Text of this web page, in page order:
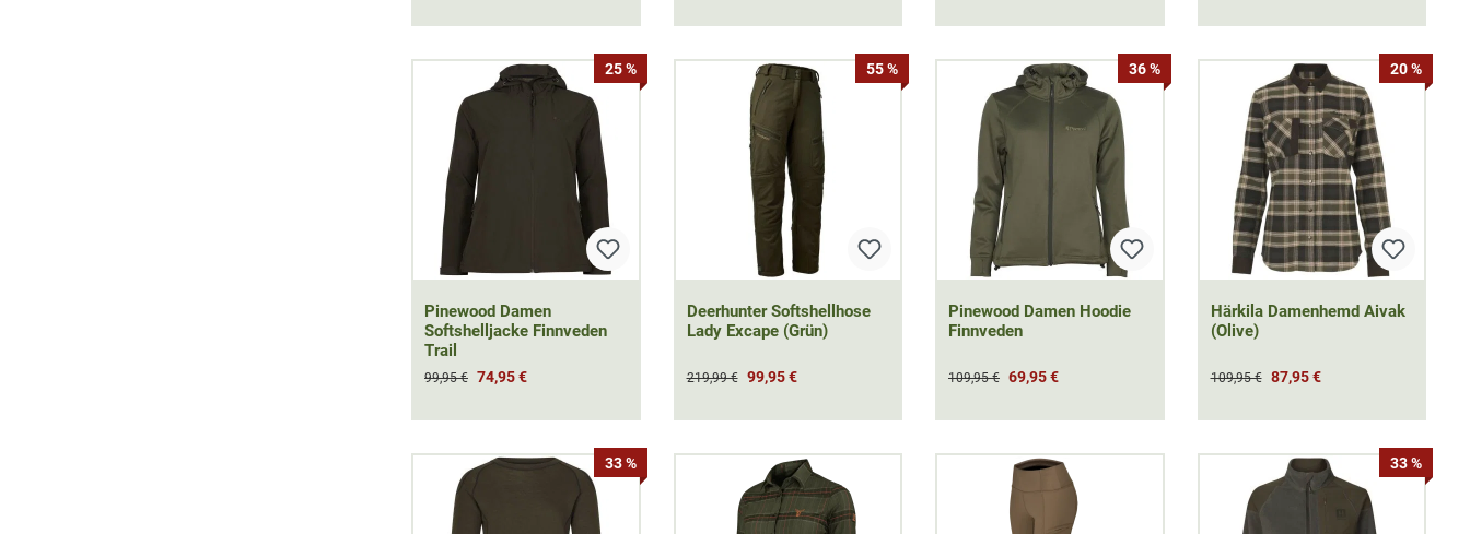
25 %
Pinewood Damen
Softshelljacke Finnveden
Trail
99,95 € 74,95 €
55 %
Deerhunter Softshellhose
Lady Excape (Grün)
219,99 € 99,95 €
36 %
Pinewood Damen Hoodie
Finnveden
109,95 € 69,95 €
20 %
Härkila Damenhemd Aivak
(Olive)
109,95 € 87,95 €
33 % 33 %